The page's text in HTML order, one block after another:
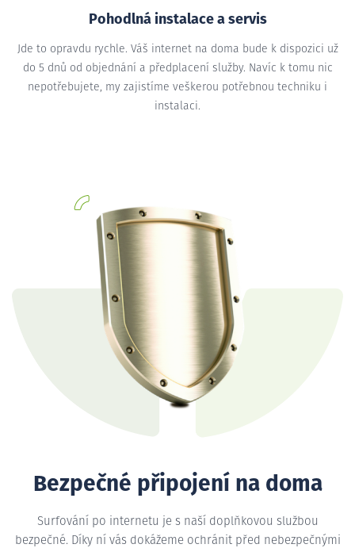
Pohodlná instalace a servis
Jde to opravdu rychle. Váš internet na doma bude k dispozici už
do 5 dnů od objednání a předplacení služby. Navíc k tomu nic
nepotřebujete, my zajistíme veškerou potřebnou techniku i
instalaci.
Bezpečné připojení na doma
Surfování po internetu je s naší doplňkovou službou
bezpečné. Díky ní vás dokážeme ochránit před nebezpečnými